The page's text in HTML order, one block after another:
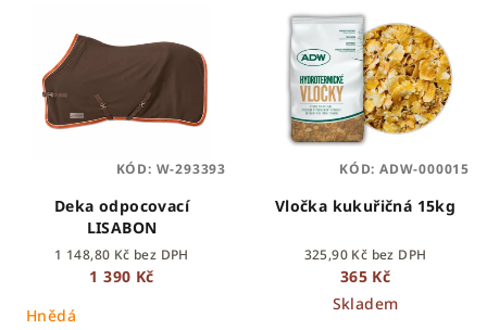
Deka odpocovací
LISABON
1 148,80 Kč bez DPH
1 390 Kč
Hnědá
KÓD: W-293393
Vločka kukuřičná 15kg
325,90 Kč bez DPH
365 Kč
Skladem
KÓD: ADW-000015